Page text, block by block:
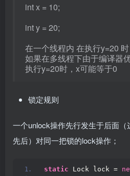
int x = 10;
int y = 20;
在一个线程内 在执行y=20
如果在多线程下由于编译器
执行y=20时，x可能等于0
锁定规则
一个unlock操作先行发生于后面（
先后）对同一把锁的lock操作；
static Lock lock =